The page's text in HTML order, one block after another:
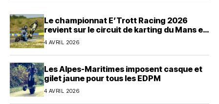
Le championnat E’Trott Racing 2026
revient sur le circuit de karting du Mans en
avril
4 AVRIL 2026
Les Alpes-Maritimes imposent casque et
gilet jaune pour tous les EDPM
4 AVRIL 2026